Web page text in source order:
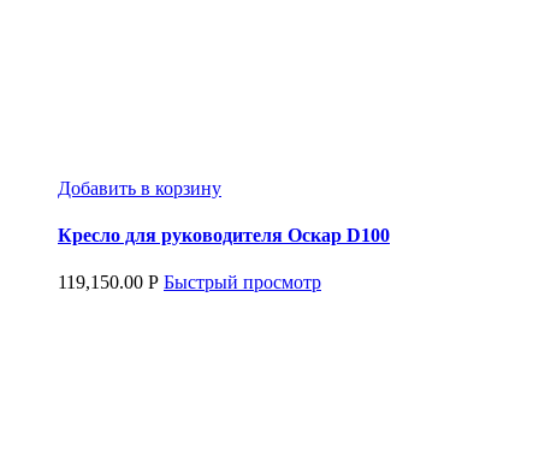
Добавить в корзину
Кресло для руководителя Оскар D100
119,150.00 Р Быстрый просмотр